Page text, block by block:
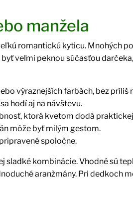
manžela
romantickú kyticu. Mnohých
veľmi peknou súčasťou
výraznejších farbách, bez
hodí aj na návštevu.
ktorá kvetom dodá
môže byť milým gestom.
spoločne.
kombinácie. Vhodné sú
aranžmány. Pri dedkoch